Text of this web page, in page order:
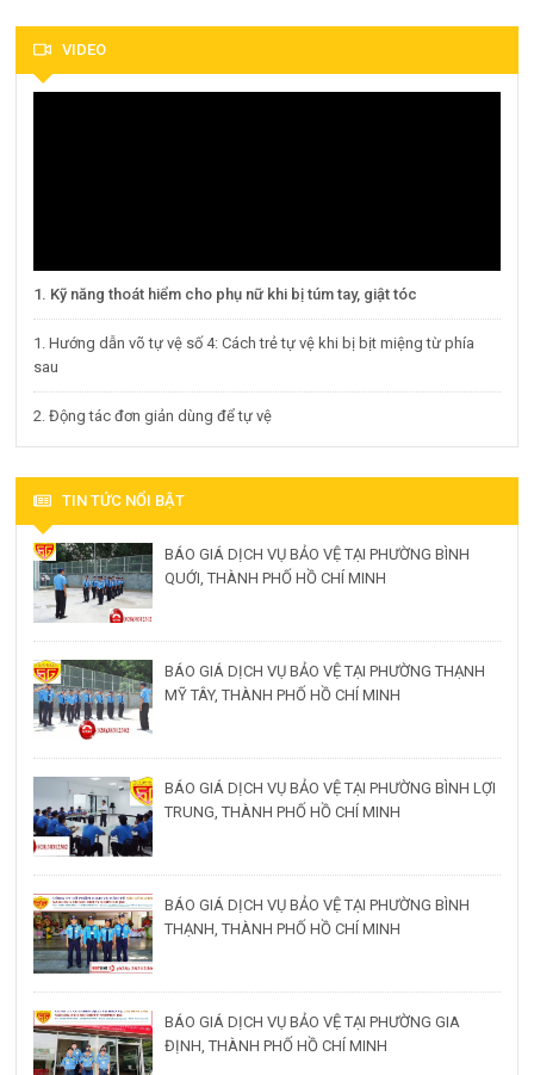
VIDEO
1. Kỹ năng thoát hiểm cho phụ nữ khi bị túm tay, giật tóc
1. Hướng dẫn võ tự vệ số 4: Cách trẻ tự vệ khi bị bịt miệng từ phía
sau
2. Động tác đơn giản dùng để tự vệ
TIN TỨC NỔI BẬT
BÁO GIÁ DỊCH VỤ BẢO VỆ TẠI PHƯỜNG BÌNH
QUỚI, THÀNH PHỐ HỒ CHÍ MINH
BÁO GIÁ DỊCH VỤ BẢO VỆ TẠI PHƯỜNG THẠNH
MỸ TÂY, THÀNH PHỐ HỒ CHÍ MINH
BÁO GIÁ DỊCH VỤ BẢO VỆ TẠI PHƯỜNG BÌNH LỢI
TRUNG, THÀNH PHỐ HỒ CHÍ MINH
BÁO GIÁ DỊCH VỤ BẢO VỆ TẠI PHƯỜNG BÌNH
THẠNH, THÀNH PHỐ HỒ CHÍ MINH
BÁO GIÁ DỊCH VỤ BẢO VỆ TẠI PHƯỜNG GIA
ĐỊNH, THÀNH PHỐ HỒ CHÍ MINH